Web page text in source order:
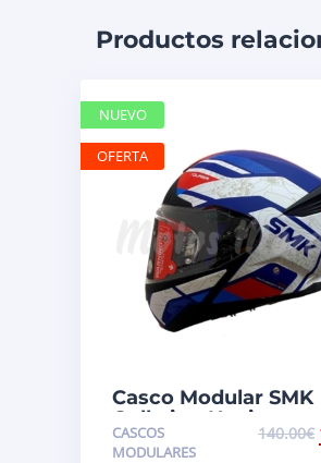
Productos
Casco Modular SMK
Gullwing Navigator
Blanco/Azul/Rojo
CASCOS
MODULARES
140.00€
NUEVO
OFERTA